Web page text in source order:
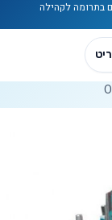
בתרומה לקהילה